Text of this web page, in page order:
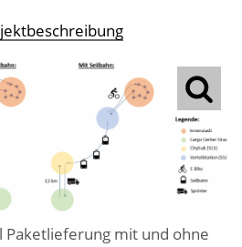
Paketlieferung mit und ohne